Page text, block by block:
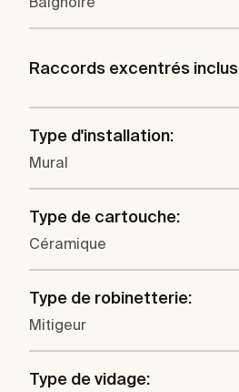
Raccords excentrés inclus
Type d'installation:
Mural
Type de cartouche:
Céramique
Type de robinetterie:
Mitigeur
Type de vidage: